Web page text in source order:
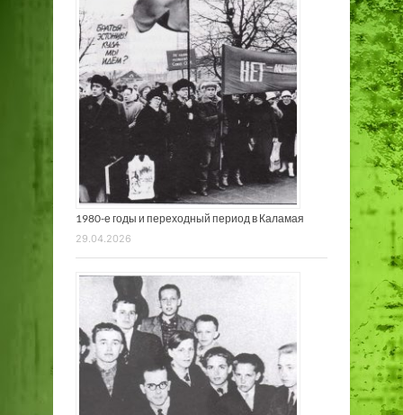
1980-е годы и переходный период в Каламая
29.04.2026